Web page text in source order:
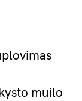
muilo